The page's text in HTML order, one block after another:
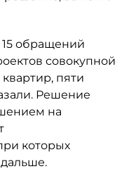
обращений
совокупной
пяти
Решение
на
которых